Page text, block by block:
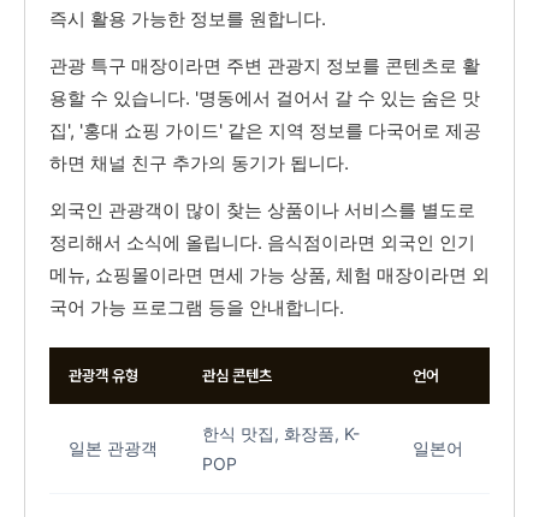
즉시 활용 가능한 정보를 원합니다.
관광 특구 매장이라면 주변 관광지 정보를 콘텐츠로 활
용할 수 있습니다. '명동에서 걸어서 갈 수 있는 숨은 맛
집', '홍대 쇼핑 가이드' 같은 지역 정보를 다국어로 제공
하면 채널 친구 추가의 동기가 됩니다.
외국인 관광객이 많이 찾는 상품이나 서비스를 별도로
정리해서 소식에 올립니다. 음식점이라면 외국인 인기
메뉴, 쇼핑몰이라면 면세 가능 상품, 체험 매장이라면 외
국어 가능 프로그램 등을 안내합니다.
관광객 유형 관심 콘텐츠 언어
일본 관광객
한식 맛집, 화장품, K-
POP
일본어